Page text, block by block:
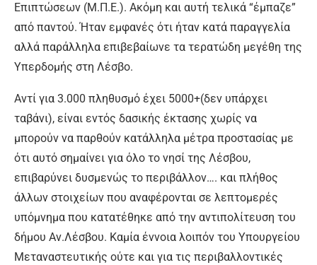
Επιπτώσεων (Μ.Π.Ε.). Ακόμη και αυτή τελικά “έμπαζε”
από παντού. Ήταν εμφανές ότι ήταν κατά παραγγελία
αλλά παράλληλα επιβεβαίωνε τα τερατώδη μεγέθη της
Υπερδομής στη Λέσβο.
Αντί για 3.000 πληθυσμό έχει 5000+(δεν υπάρχει
ταβάνι), είναι εντός δασικής έκτασης χωρίς να
μπορούν να παρθούν κατάλληλα μέτρα προστασίας με
ότι αυτό σημαίνει για όλο το νησί της Λέσβου,
επιβαρύνει δυσμενώς το περιβάλλον…. και πλήθος
άλλων στοιχείων που αναφέρονται σε λεπτομερές
υπόμνημα που κατατέθηκε από την αντιπολίτευση του
δήμου Αν.Λέσβου. Καμία έννοια λοιπόν του Υπουργείου
Μεταναστευτικής ούτε και για τις περιβαλλοντικές